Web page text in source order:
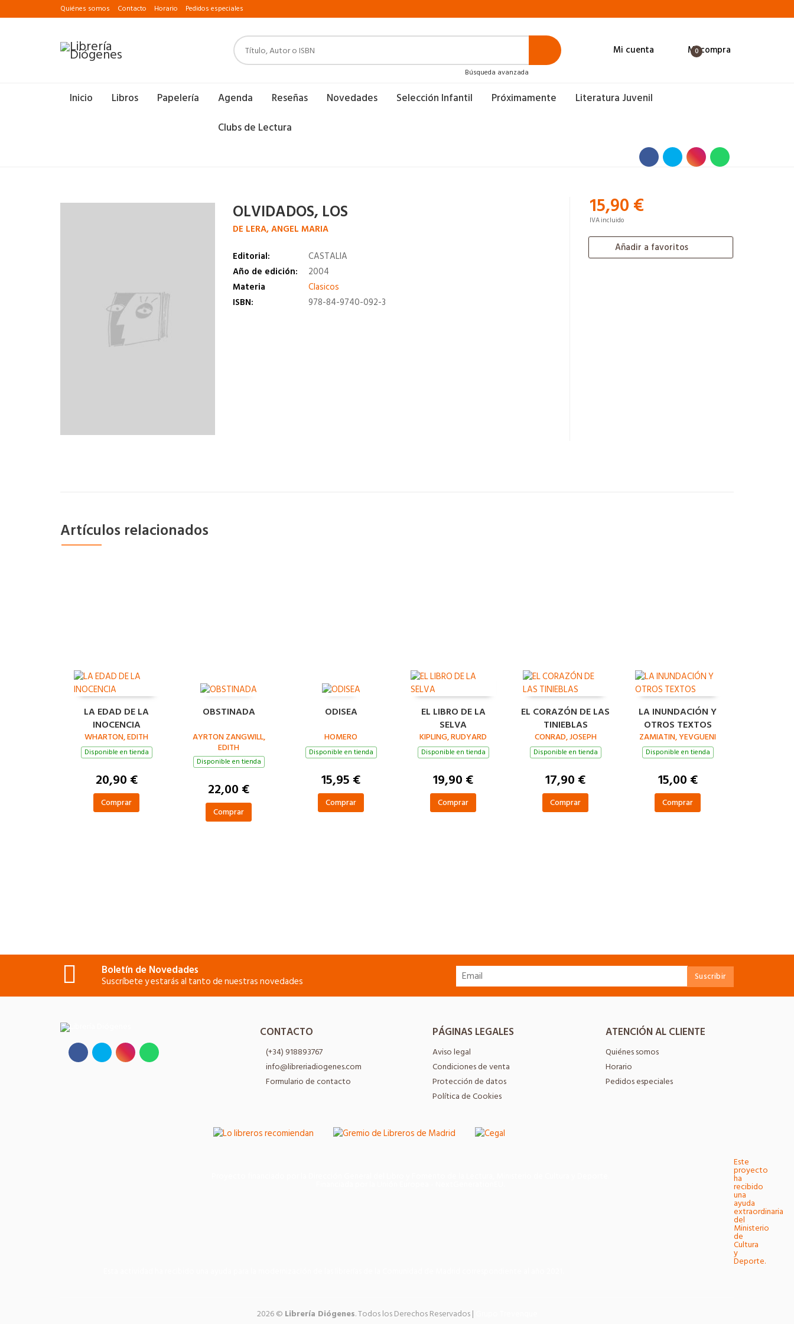
Quiénes somos Contacto Horario Pedidos especiales
Búsqueda avanzada
Mi cuenta Mi compra
0
Inicio Libros Papelería Agenda Reseñas Novedades Selección Infantil Próximamente
Literatura Juvenil
Clubs de Lectura
OLVIDADOS, LOS
DE LERA, ANGEL MARIA
Editorial:
CASTALIA
Año de edición:
2004
Materia
Clasicos
ISBN:
978-84-9740-092-3
15,90 €
IVA incluido
Añadir a favoritos
Artículos relacionados
LA EDAD DE LA
INOCENCIA
WHARTON, EDITH
Disponible en tienda
20,90 €
Comprar
OBSTINADA
AYRTON ZANGWILL,
EDITH
Disponible en tienda
22,00 €
Comprar
ODISEA
HOMERO
Disponible en tienda
15,95 €
Comprar
EL LIBRO DE LA
SELVA
KIPLING, RUDYARD
Disponible en tienda
19,90 €
Comprar
EL CORAZÓN DE LAS
TINIEBLAS
CONRAD, JOSEPH
Disponible en tienda
17,90 €
Comprar
LA INUNDACIÓN Y
OTROS TEXTOS
ZAMIATIN, YEVGUENI
Disponible en tienda
15,00 €
Comprar
Boletín de Novedades
Suscríbete y estarás al tanto de nuestras novedades
CONTACTO
(+34) 918893767
info@libreriadiogenes.com
Formulario de contacto
PÁGINAS LEGALES
Aviso legal
Condiciones de venta
Protección de datos
Política de Cookies
ATENCIÓN AL CLIENTE
Quiénes somos
Horario
Pedidos especiales
Este
proyecto
ha
recibido
una
ayuda
extraordinaria
del
Ministerio
de
Cultura
y
Deporte.
2026 © Librería Diógenes. Todos los Derechos Reservados |